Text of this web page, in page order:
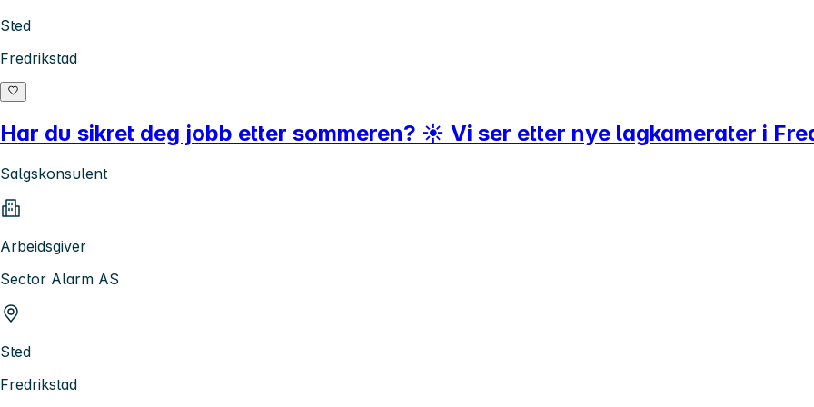
Sted
Fredrikstad
Har du sikret deg jobb etter sommeren? ☀️ Vi ser etter nye lagkamerater i
Salgskonsulent
Arbeidsgiver
Sector Alarm AS
Sted
Fredrikstad